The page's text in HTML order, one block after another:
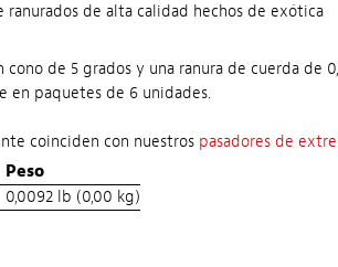
de alta calidad hechos de exótica
cono de 5 grados y una ranura de cuerda de
en paquetes de 6 unidades.
coinciden con nuestros pasadores de
Peso
0,0092 lb (0,00 kg)